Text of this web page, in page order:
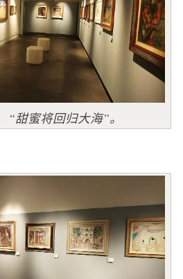
“甜蜜将回归大海”。